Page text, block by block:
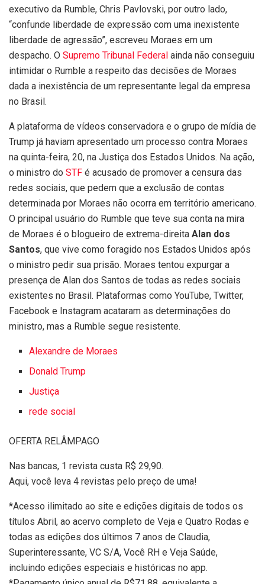
executivo da Rumble, Chris Pavlovski, por outro lado,
“confunde liberdade de expressão com uma inexistente
liberdade de agressão”, escreveu Moraes em um
despacho. O Supremo Tribunal Federal ainda não conseguiu
intimidar o Rumble a respeito das decisões de Moraes
dada a inexistência de um representante legal da empresa
no Brasil.
A plataforma de vídeos conservadora e o grupo de mídia de
Trump já haviam apresentado um processo contra Moraes
na quinta-feira, 20, na Justiça dos Estados Unidos. Na ação,
o ministro do STF é acusado de promover a censura das
redes sociais, que pedem que a exclusão de contas
determinada por Moraes não ocorra em território americano.
O principal usuário do Rumble que teve sua conta na mira
de Moraes é o blogueiro de extrema-direita Alan dos
Santos, que vive como foragido nos Estados Unidos após
o ministro pedir sua prisão. Moraes tentou expurgar a
presença de Alan dos Santos de todas as redes sociais
existentes no Brasil. Plataformas como YouTube, Twitter,
Facebook e Instagram acataram as determinações do
ministro, mas a Rumble segue resistente.
Alexandre de Moraes
Donald Trump
Justiça
rede social
OFERTA RELÂMPAGO
Nas bancas, 1 revista custa R$ 29,90.
Aqui, você leva 4 revistas pelo preço de uma!
*Acesso ilimitado ao site e edições digitais de todos os
títulos Abril, ao acervo completo de Veja e Quatro Rodas e
todas as edições dos últimos 7 anos de Claudia,
Superinteressante, VC S/A, Você RH e Veja Saúde,
incluindo edições especiais e históricas no app.